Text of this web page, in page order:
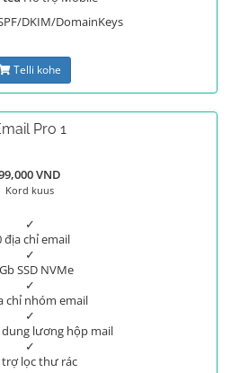
DKIM/DomainKeys
Telli kohe
Pro 1
VND
Kord kuus
✓
địa chỉ email
✓
SSD NVMe
✓
chỉ nhóm email
✓
lương hộp mail
✓
trợ lọc thư rác